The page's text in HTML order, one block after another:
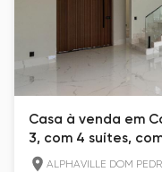
Casa à venda em
3, com 4 suítes,
3
ALPHAVILLE DOM